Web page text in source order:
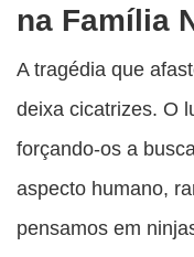
na Família
A tragédia que
deixa cicatrizes. O
forçando-os a
aspecto humano,
pensamos em